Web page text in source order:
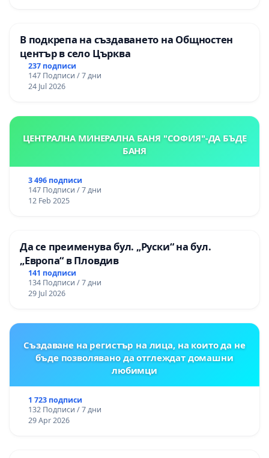
В подкрепа на създаването на Общностен
център в село Църква
237 подписи
147 Подписи / 7 дни
24 Jul 2026
ЦЕНТРАЛНА МИНЕРАЛНА БАНЯ "СОФИЯ"-ДА БЪДЕ
БАНЯ
3 496 подписи
147 Подписи / 7 дни
12 Feb 2025
Да се преименува бул. „Руски“ на бул.
„Европа“ в Пловдив
141 подписи
134 Подписи / 7 дни
29 Jul 2026
Създаване на регистър на лица, на които да не
бъде позволявано да отглеждат домашни
любимци
1 723 подписи
132 Подписи / 7 дни
29 Apr 2026